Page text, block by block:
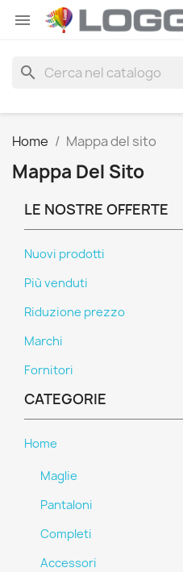

search
Home Mappa del sito
Mappa Del Sito
LE NOSTRE OFFERTE
Nuovi prodotti
Più venduti
Riduzione prezzo
Marchi
Fornitori
CATEGORIE
Home
Maglie
Pantaloni
Completi
Accessori